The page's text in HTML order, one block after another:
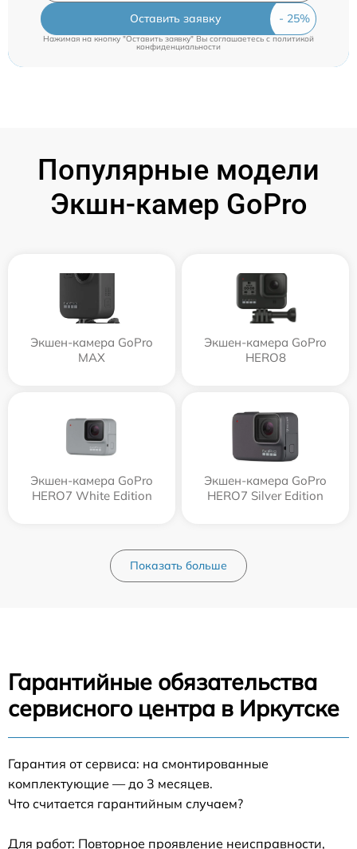
Оставить заявку
Нажимая на кнопку "Оставить заявку" Вы соглашаетесь c политикой
конфиденциальности
Популярные модели
Экшн-камер GoPro
Экшен-камера GoPro
MAX
Экшен-камера GoPro
HERO8
Экшен-камера GoPro
HERO7 White Edition
Экшен-камера GoPro
HERO7 Silver Edition
Показать больше
Гарантийные обязательства
сервисного центра в Иркутске
Гарантия от сервиса: на смонтированные
комплектующие — до 3 месяцев.
Что считается гарантийным случаем?
Для работ: Повторное проявление неисправности,